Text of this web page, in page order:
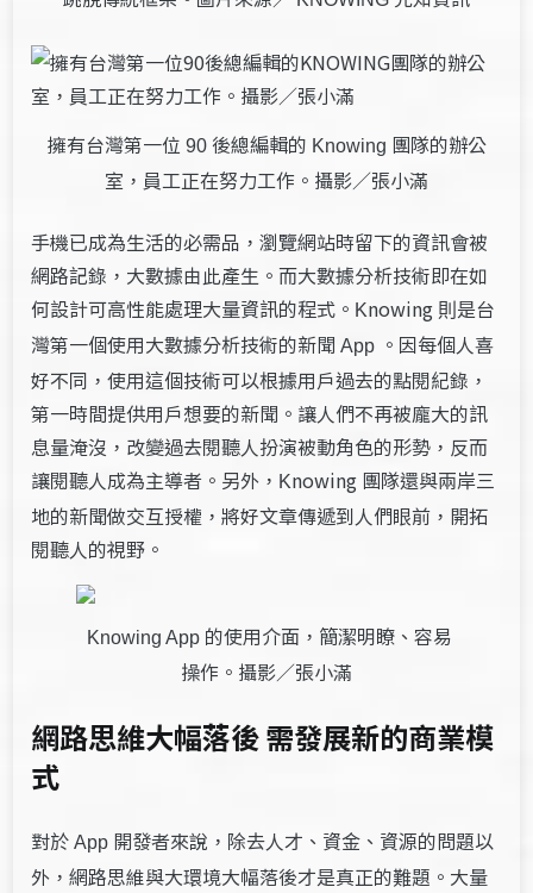
擁有台灣第一位 90 後總編輯的 Knowing 團隊的辦公
室，員工正在努力工作。攝影／張小滿
手機已成為生活的必需品，瀏覽網站時留下的資訊會被
網路記錄，大數據由此產生。而大數據分析技術即在如
何設計可高性能處理大量資訊的程式。 Knowing 則 是台
灣第一個使用大數據分析技術的新聞App 。因每個人喜
好不同，使用這個技術可以根據用戶過去的點閱紀錄，
第一時間提供用戶想要的新聞。讓人們不再被龐大的訊
息量淹沒，改變過去閱聽人扮演被動角色的形勢，反而
讓閱聽人成為主導者。另外， Knowing 團隊還與兩岸三
地的新聞做交互授權，將好文章傳遞到人們眼前，開拓
閱聽人的視野。
Knowing App 的使用介面，簡潔明瞭、容易
操作。攝影／張小滿
網路思維大幅落後 需發展新的商業模
式
對於App 開發者來說，除去人才、資金、資源的問題以
外，網路思維與大環境大幅落後才是真正的難題。大量